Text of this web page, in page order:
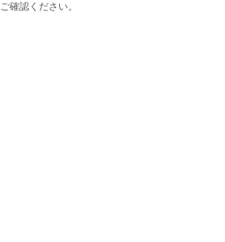
確認ください。